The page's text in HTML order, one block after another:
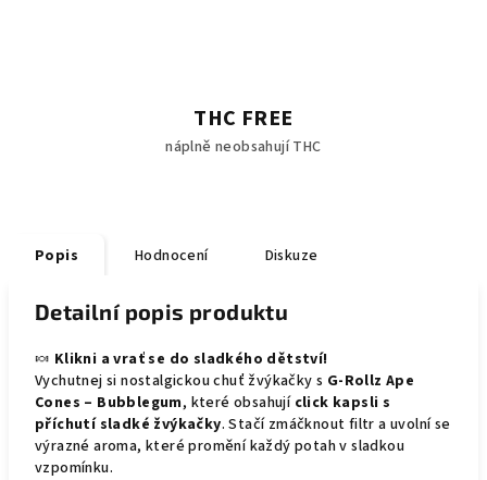
THC FREE
náplně neobsahují THC
Popis Hodnocení Diskuze
Detailní popis produktu
🍬 Klikni a vrať se do sladkého dětství!
Vychutnej si nostalgickou chuť žvýkačky s G-Rollz Ape
Cones – Bubblegum, které obsahují click kapsli s
příchutí sladké žvýkačky. Stačí zmáčknout filtr a uvolní se
výrazné aroma, které promění každý potah v sladkou
vzpomínku.